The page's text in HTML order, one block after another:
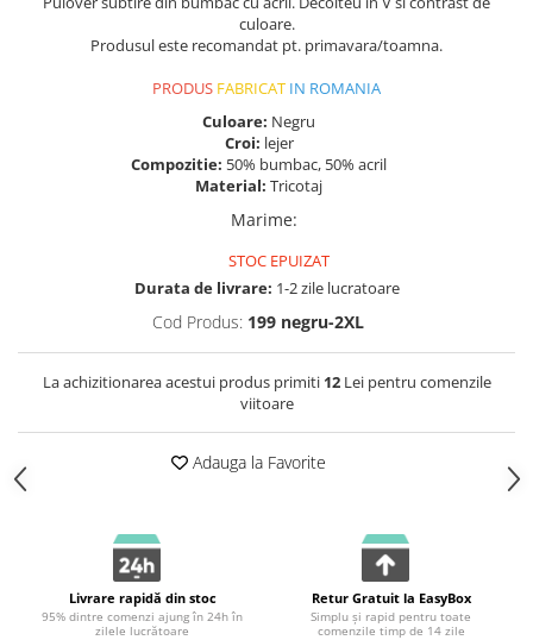
culoare.
Produsul este recomandat pt. primavara/toamna.
PRODUS FABRICAT IN ROMANIA
Culoare: Negru
Croi: lejer
Compozitie: 50% bumbac, 50% acril
Material: Tricotaj
Marime:
STOC EPUIZAT
Durata de livrare: 1-2 zile lucratoare
Cod Produs: 199 negru-2XL
La achizitionarea acestui produs primiti 12Lei pentru comenzile
viitoare
Adauga la Favorite
Livrare rapidă din stoc
95% dintre comenzi ajung în 24h în
zilele lucrătoare
Retur Gratuit la EasyBox
Simplu și rapid pentru toate
comenzile timp de 14 zile